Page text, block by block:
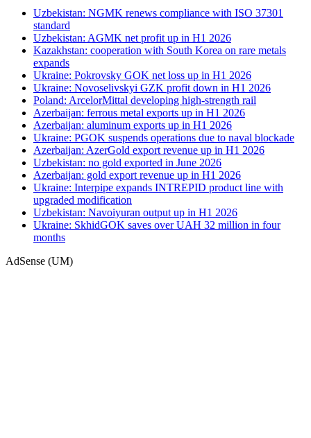
Uzbekistan: NGMK renews compliance with ISO 37301
standard
Uzbekistan: AGMK net profit up in H1 2026
Kazakhstan: cooperation with South Korea on rare metals
expands
Ukraine: Pokrovsky GOK net loss up in H1 2026
Ukraine: Novoselivskyi GZK profit down in H1 2026
Poland: ArcelorMittal developing high-strength rail
Azerbaijan: ferrous metal exports up in H1 2026
Azerbaijan: aluminum exports up in H1 2026
Ukraine: PGOK suspends operations due to naval blockade
Azerbaijan: AzerGold export revenue up in H1 2026
Uzbekistan: no gold exported in June 2026
Azerbaijan: gold export revenue up in H1 2026
Ukraine: Interpipe expands INTREPID product line with
upgraded modification
Uzbekistan: Navoiyuran output up in H1 2026
Ukraine: SkhidGOK saves over UAH 32 million in four
months
AdSense (UM)